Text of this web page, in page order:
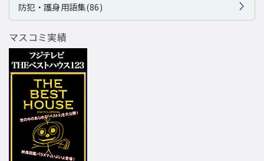
防犯・護身用語集(86)
マスコミ実績